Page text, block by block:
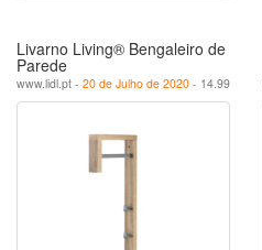
Livarno Living® Bengaleiro de
Parede
www.lidl.pt - 20 de Julho de 2020 - 14.99